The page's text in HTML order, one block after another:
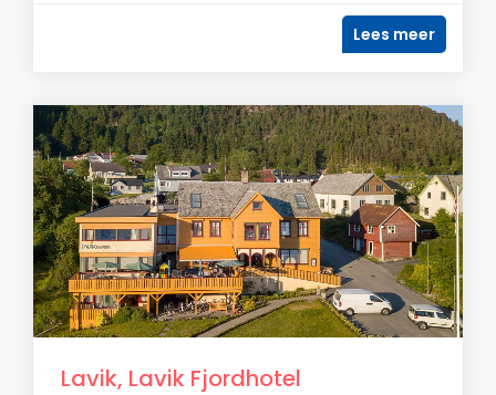
Lees meer
Lavik, Lavik Fjordhotel